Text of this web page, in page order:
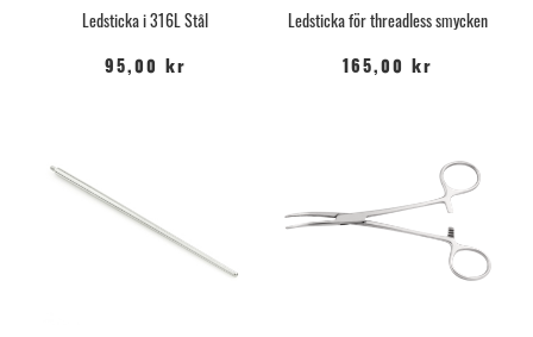
Ledsticka i 316L Stål
95,00 kr
Ledsticka för threadless smycken
165,00 kr